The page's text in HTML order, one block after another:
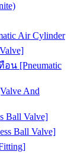
Air Cylinder
น [Pneumatic
And
Ball Valve]
Ball Valve]